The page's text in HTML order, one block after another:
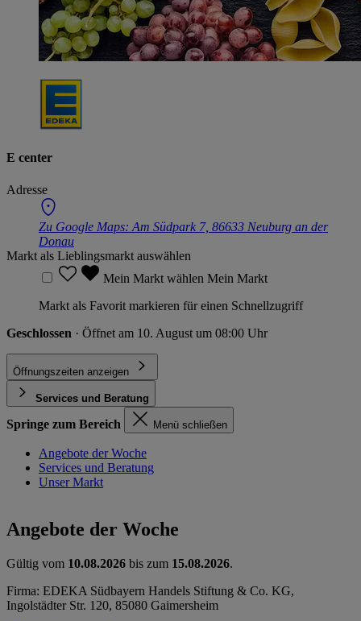
E center
Adresse
Zu Google Maps: Am Südpark 7, 86633 Neuburg an der
Donau
Markt als Lieblingsmarkt auswählen
Mein Markt wählen Mein Markt
Markt als Favorit markieren für einen Schnellzugriff
Geschlossen · Öffnet am 10. August um 08:00 Uhr
Öffnungszeiten anzeigen
Services und Beratung
Springe zum Bereich Menü schließen
Angebote der Woche
Services und Beratung
Unser Markt
Angebote der Woche
Gültig vom 10.08.2026 bis zum 15.08.2026.
Firma: EDEKA Südbayern Handels Stiftung & Co. KG,
Ingolstädter Str. 120, 85080 Gaimersheim